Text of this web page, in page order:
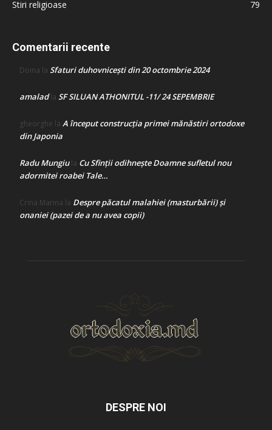
Stiri religioase
79
Comentarii recente
Doina la Sfaturi duhovnicești din 20 octombrie 2024
amaladla SF SILUAN ATHONITUL -11/ 24 SEPEMBRIE
gheorghe la A început construcţia primei mănăstiri ortodoxe
din Japonia
Radu Mungiula Cu Sfinții odihnește Doamne sufletul nou
adormitei roabei Tale…
Crina Marina la Despre păcatul malahiei (masturbării) şi
onaniei (pazei de a nu avea copii)
DESPRE NOI